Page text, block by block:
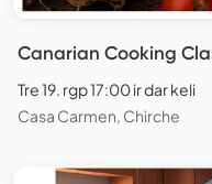
Canarian Cooking
Tre 19. rgp 17:00 ir dar keli
Casa Carmen, Chirche